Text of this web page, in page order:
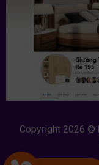
Copyright 2026 ©